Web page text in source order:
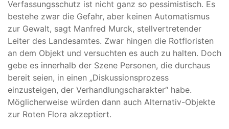
Verfassungsschutz ist nicht ganz so pessimistisch. Es
bestehe zwar die Gefahr, aber keinen Automatismus
zur Gewalt, sagt Manfred Murck, stellvertretender
Leiter des Landesamtes. Zwar hingen die Rotfloristen
an dem Objekt und versuchten es auch zu halten. Doch
gebe es innerhalb der Szene Personen, die durchaus
bereit seien, in einen „Diskussionsprozess
einzusteigen, der Verhandlungscharakter“ habe.
Möglicherweise würden dann auch Alternativ-Objekte
zur Roten Flora akzeptiert.